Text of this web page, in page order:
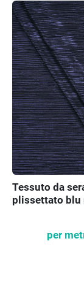
Tessuto da
plissettato blu
per